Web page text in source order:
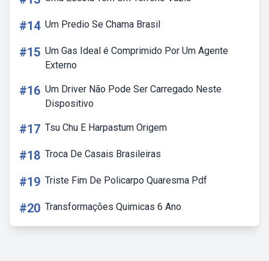
#14 Um Predio Se Chama Brasil
#15 Um Gas Ideal é Comprimido Por Um Agente
Externo
#16 Um Driver Não Pode Ser Carregado Neste
Dispositivo
#17 Tsu Chu E Harpastum Origem
#18 Troca De Casais Brasileiras
#19 Triste Fim De Policarpo Quaresma Pdf
#20 Transformações Quimicas 6 Ano